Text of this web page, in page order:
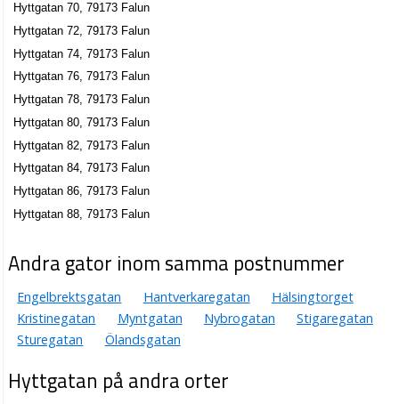
Svärdström, Lillemor
023-29036
Hyttgatan 76 A Lgh 1101, 79173 Falun
Björklund, Margitta
023-41041
Hyttgatan 76 B Lgh 1102, 79173 Falun
Hanssons Damfrisering
Gunvor Elisabet Gustavsson
023-12345
Leif Peter Bergqvist
Hyttgatan 88, 79173 Falun
Peter Bergqvist Rör i Falun AB
Leif Peter Bergqvist
Hyttgatan 70, 79173 Falun
Hyttgatan 72, 79173 Falun
Hyttgatan 74, 79173 Falun
Hyttgatan 76, 79173 Falun
Hyttgatan 78, 79173 Falun
Hyttgatan 80, 79173 Falun
Hyttgatan 82, 79173 Falun
Hyttgatan 84, 79173 Falun
Hyttgatan 86, 79173 Falun
Hyttgatan 88, 79173 Falun
Andra gator inom samma postnummer
Engelbrektsgatan Hantverkaregatan
Hälsingtorget
Kristinegatan
Myntgatan Nybrogatan
Stigaregatan
Sturegatan
Ölandsgatan
Hyttgatan på andra orter